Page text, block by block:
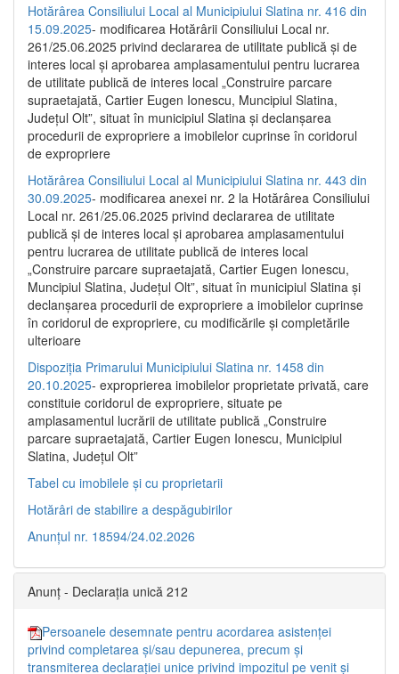
Hotărârea Consiliului Local al Municipiului Slatina nr. 416 din
15.09.2025- modificarea Hotărârii Consiliului Local nr.
261/25.06.2025 privind declararea de utilitate publică și de
interes local și aprobarea amplasamentului pentru lucrarea
de utilitate publică de interes local „Construire parcare
supraetajată, Cartier Eugen Ionescu, Muncipiul Slatina,
Județul Olt”, situat în municipiul Slatina și declanșarea
procedurii de expropriere a imobilelor cuprinse în coridorul
de expropriere
Hotărârea Consiliului Local al Municipiului Slatina nr. 443 din
30.09.2025- modificarea anexei nr. 2 la Hotărârea Consiliului
Local nr. 261/25.06.2025 privind declararea de utilitate
publică şi de interes local şi aprobarea amplasamentului
pentru lucrarea de utilitate publică de interes local
„Construire parcare supraetajată, Cartier Eugen Ionescu,
Muncipiul Slatina, Judeţul Olt”, situat în municipiul Slatina şi
declanşarea procedurii de expropriere a imobilelor cuprinse
în coridorul de expropriere, cu modificările şi completările
ulterioare
Dispoziția Primarului Municipiului Slatina nr. 1458 din
20.10.2025- exproprierea imobilelor proprietate privată, care
constituie coridorul de expropriere, situate pe
amplasamentul lucrării de utilitate publică „Construire
parcare supraetajată, Cartier Eugen Ionescu, Municipiul
Slatina, Județul Olt”
Tabel cu imobilele și cu proprietarii
Hotărâri de stabilire a despăgubirilor
Anunțul nr. 18594/24.02.2026
Anunț - Declarația unică 212
Persoanele desemnate pentru acordarea asistenței
privind completarea și/sau depunerea, precum și
transmiterea declarației unice privind impozitul pe venit și